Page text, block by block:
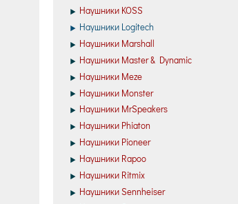
Наушники KOSS
Наушники Logitech
Наушники Marshall
Наушники Master & Dynamic
Наушники Meze
Наушники Monster
Наушники MrSpeakers
Наушники Phiaton
Наушники Pioneer
Наушники Rapoo
Наушники Ritmix
Наушники Sennheiser